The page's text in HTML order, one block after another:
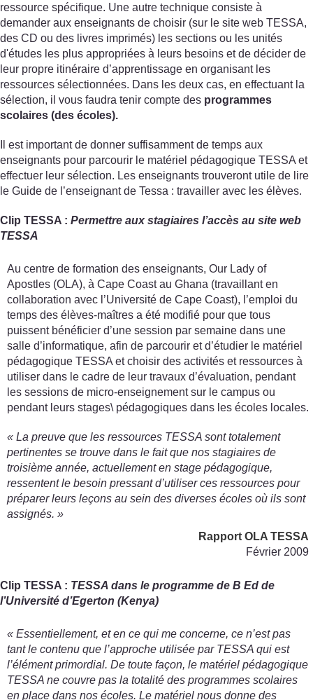
ressource spécifique. Une autre technique consiste à
demander aux enseignants de choisir (sur le site web TESSA,
des CD ou des livres imprimés) les sections ou les unités
d'études les plus appropriées à leurs besoins et de décider de
leur propre itinéraire d’apprentissage en organisant les
ressources sélectionnées. Dans les deux cas, en effectuant la
sélection, il vous faudra tenir compte des programmes
scolaires (des écoles).
Il est important de donner suffisamment de temps aux
enseignants pour parcourir le matériel pédagogique TESSA et
effectuer leur sélection. Les enseignants trouveront utile de lire
le Guide de l’enseignant de Tessa : travailler avec les élèves.
Clip TESSA : Permettre aux stagiaires l’accès au site web
TESSA
Au centre de formation des enseignants, Our Lady of
Apostles (OLA), à Cape Coast au Ghana (travaillant en
collaboration avec l’Université de Cape Coast), l’emploi du
temps des élèves-maîtres a été modifié pour que tous
puissent bénéficier d’une session par semaine dans une
salle d’informatique, afin de parcourir et d’étudier le matériel
pédagogique TESSA et choisir des activités et ressources à
utiliser dans le cadre de leur travaux d’évaluation, pendant
les sessions de micro-enseignement sur le campus ou
pendant leurs stages\ pédagogiques dans les écoles locales.
« La preuve que les ressources TESSA sont totalement
pertinentes se trouve dans le fait que nos stagiaires de
troisième année, actuellement en stage pédagogique,
ressentent le besoin pressant d’utiliser ces ressources pour
préparer leurs leçons au sein des diverses écoles où ils sont
assignés. »
Rapport OLA TESSA
Février 2009
Clip TESSA : TESSA dans le programme de B Ed de
l’Université d’Egerton (Kenya)
« Essentiellement, et en ce qui me concerne, ce n’est pas
tant le contenu que l’approche utilisée par TESSA qui est
l’élément primordial. De toute façon, le matériel pédagogique
TESSA ne couvre pas la totalité des programmes scolaires
en place dans nos écoles. Le matériel nous donne des